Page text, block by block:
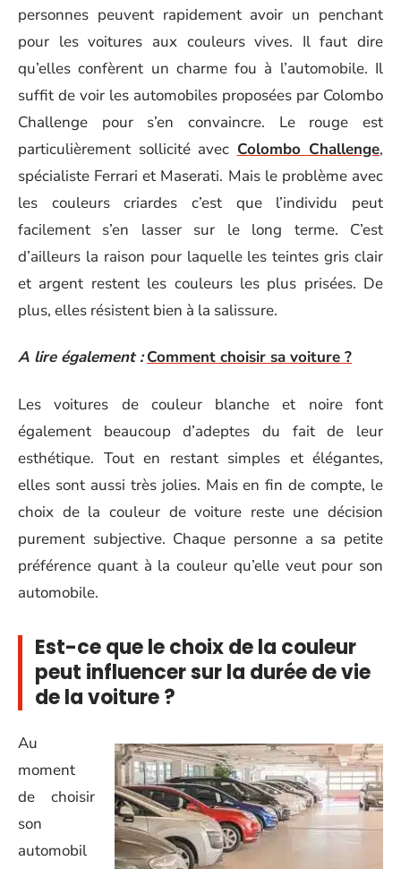
personnes peuvent rapidement avoir un penchant
pour les voitures aux couleurs vives. Il faut dire
qu’elles confèrent un charme fou à l’automobile. Il
suffit de voir les automobiles proposées par Colombo
Challenge pour s’en convaincre. Le rouge est
particulièrement sollicité avec Colombo Challenge,
spécialiste Ferrari et Maserati. Mais le problème avec
les couleurs criardes c’est que l’individu peut
facilement s’en lasser sur le long terme. C’est
d’ailleurs la raison pour laquelle les teintes gris clair
et argent restent les couleurs les plus prisées. De
plus, elles résistent bien à la salissure.
A lire également : Comment choisir sa voiture ?
Les voitures de couleur blanche et noire font
également beaucoup d’adeptes du fait de leur
esthétique. Tout en restant simples et élégantes,
elles sont aussi très jolies. Mais en fin de compte, le
choix de la couleur de voiture reste une décision
purement subjective. Chaque personne a sa petite
préférence quant à la couleur qu’elle veut pour son
automobile.
Est-ce que le choix de la couleur
peut influencer sur la durée de vie
de la voiture ?
Au
moment
de choisir
son
automobil